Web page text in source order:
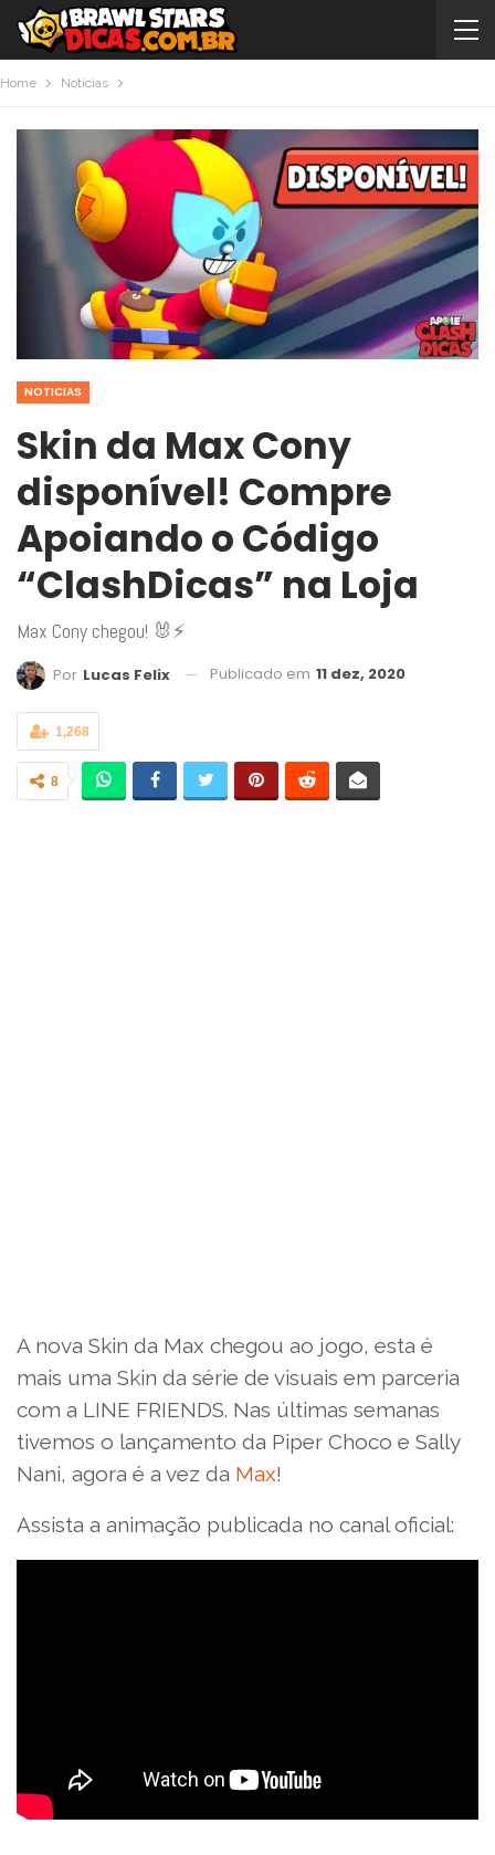
Home Noticias
NOTICIAS
Skin da Max Cony
disponível! Compre
Apoiando o Código
“ClashDicas” na Loja
Max Cony chegou! 🐰⚡
Por Lucas Felix Publicado em 11 dez, 2020
1,268
8
A nova Skin da Max chegou ao jogo, esta é
mais uma Skin da série de visuais em parceria
com a LINE FRIENDS. Nas últimas semanas
tivemos o lançamento da Piper Choco e Sally
Nani, agora é a vez da Max!
Assista a animação publicada no canal oficial: